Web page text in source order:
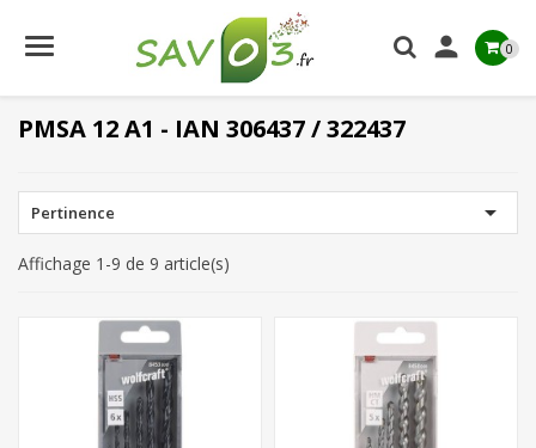
 0
PMSA 12 A1 - IAN 306437 / 322437
Pertinence 
Affichage 1-9 de 9 article(s)